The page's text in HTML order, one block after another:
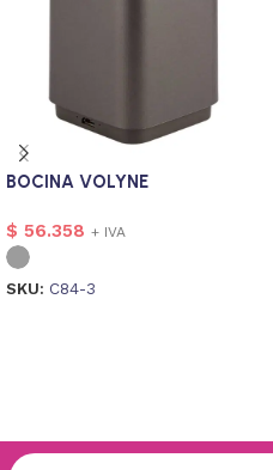
BOCINA VOLYNE
$ 56.358 + IVA
SKU: C84-3